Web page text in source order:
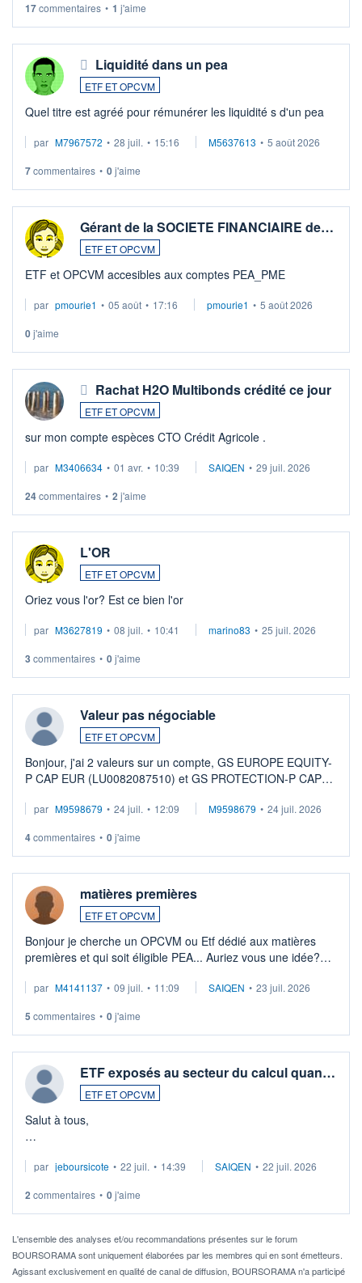
17commentaires • 1 j'aime
Liquidité dans un pea
ETF ET OPCVM
Quel titre est agréé pour rémunérer les liquidité s d'un pea
par M7967572 • 28 juil. • 15:16 M5637613 • 5 août 2026
7commentaires • 0j'aime
Gérant de la SOCIETE FINANCIAIRE de…
ETF ET OPCVM
ETF et OPCVM accesibles aux comptes PEA_PME
par pmourie1 • 05 août • 17:16 pmourie1 • 5 août 2026
0j'aime
Rachat H2O Multibonds crédité ce jour
ETF ET OPCVM
sur mon compte espèces CTO Crédit Agricole .
par M3406634 • 01 avr. • 10:39 SAIQEN • 29 juil. 2026
24commentaires • 2 j'aime
L'OR
ETF ET OPCVM
Oriez vous l'or? Est ce bien l'or
par M3627819 • 08 juil. • 10:41 marino83 • 25 juil. 2026
3 commentaires • 0j'aime
Valeur pas négociable
ETF ET OPCVM
Bonjour, j'ai 2 valeurs sur un compte, GS EUROPE EQUITY-
P CAP EUR (LU0082087510) et GS PROTECTION-P CAP
veux procéder à la vente, on me signale ...
par M9598679 • 24 juil. • 12:09 M9598679 • 24 juil. 2026
4commentaires • 0j'aime
matières premières
ETF ET OPCVM
Bonjour je cherche un OPCVM ou Etf dédié aux matières
premières et qui soit éligible PEA... Auriez vous une idée?
par M4141137 • 09 juil. • 11:09 SAIQEN • 23 juil. 2026
5 commentaires • 0j'aime
ETF exposés au secteur du calcul quan…
ETF ET OPCVM
Salut à tous,
via un ETF plutôt que des actions individuelles.
Idéalement, je voudrais qu'il soit éligible au PEA.
Pour l' ...
par jeboursicote • 22 juil. • 14:39 SAIQEN • 22 juil. 2026
2 commentaires • 0j'aime
L'ensemble des analyses et/ou recommandations présentes sur le forum
BOURSORAMA sont uniquement élaborées par les membres qui en sont émetteurs.
Agissant exclusivement en qualité de canal de diffusion, BOURSORAMA n'a participé